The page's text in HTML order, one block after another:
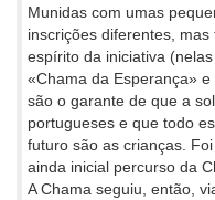
Munidas com umas
inscrições diferentes,
espírito da iniciativa
«Chama da Esperança»
são o garante de que a
portugueses e que todo
futuro são as crianças.
ainda inicial percurso da
A Chama seguiu, então,